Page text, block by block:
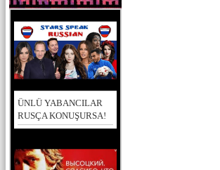
ÜNLÜ YABANCILAR
RUSÇA KONUŞURSA!